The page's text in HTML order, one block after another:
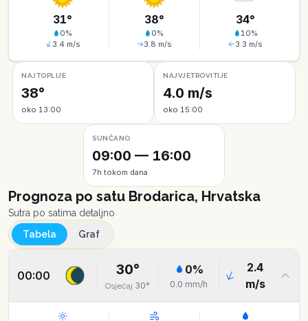
31°
0%
3.4 m/s
38°
0%
3.8 m/s
34°
10%
3.3 m/s
NAJTOPLIJE
38°
oko 13:00
NAJVJETROVITIJE
4.0 m/s
oko 15:00
SUNČANO
09:00 — 16:00
7h tokom dana
Prognoza po satu Brodarica, Hrvatska
Sutra po satima detaljno
Tabela
Graf
00:00 30°
Osjećaj 30°
0%
0.0 mm/h
2.4
m/s